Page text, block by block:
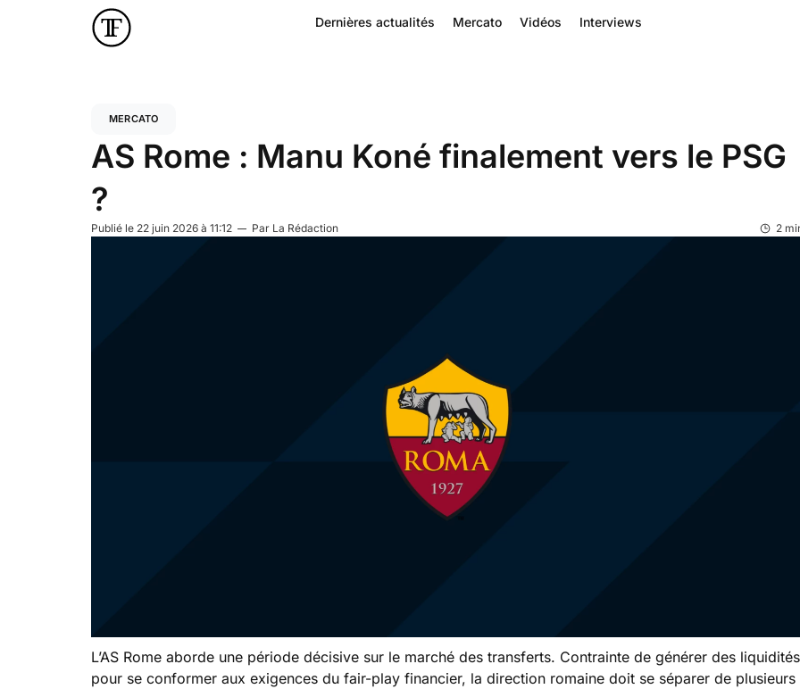
Dernières actualités Mercato Vidéos Interviews
MERCATO
AS Rome : Manu Koné finalement vers le PSG
?
Publié le 22 juin 2026 à 11:12 Par La Rédaction 2
L’AS Rome aborde une période décisive sur le marché des transferts. Contrainte de générer des liquidités
pour se conformer aux exigences du fair-play financier, la direction romaine doit se séparer de plusieurs